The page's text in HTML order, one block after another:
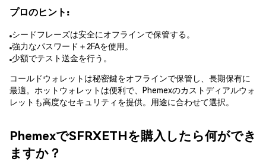
プロのヒント:
シードフレーズは安全にオフラインで保管する。
強力なパスワード＋2FAを使用。
少額でテスト送金を行う。
コールドウォレットは秘密鍵をオフラインで保管し、長期保有に
最適。ホットウォレットは便利で、Phemexのカストディアルウォ
レットも高度なセキュリティを提供。用途に合わせて選択。
PhemexでSFRXETHを購入したら何ができ
ますか？